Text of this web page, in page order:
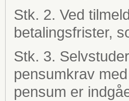
Stk. 2. Ved
betalingsfrister,
Stk. 3.
pensumkrav
pensum er